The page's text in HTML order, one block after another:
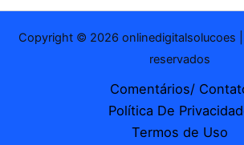
Copyright © 2026 onlinedigitalsolucoes
reservados
Comentários/
Política De
Termos de Uso